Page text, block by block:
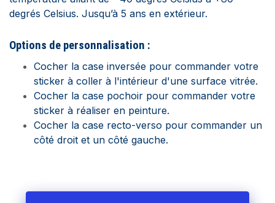
degrés Celsius. Jusqu’à 5 ans en extérieur.
Options de personnalisation :
Cocher la case inversée pour commander votre
sticker à coller à l'intérieur d'une surface vitrée.
Cocher la case pochoir pour commander votre
sticker à réaliser en peinture.
Cocher la case recto-verso pour commander un
côté droit et un côté gauche.